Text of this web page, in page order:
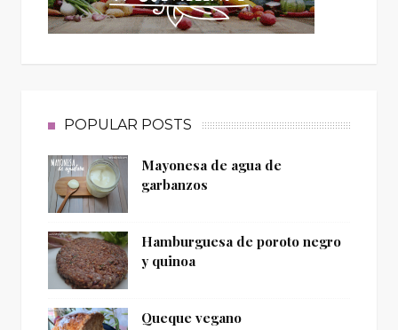
POPULAR POSTS
Mayonesa de agua de
garbanzos
Hamburguesa de poroto negro
y quinoa
Queque vegano